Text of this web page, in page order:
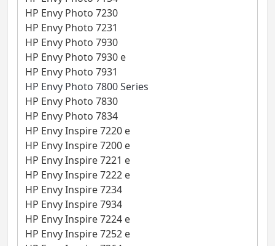
HP Envy Photo 7230
HP Envy Photo 7231
HP Envy Photo 7930
HP Envy Photo 7930 e
HP Envy Photo 7931
HP Envy Photo 7800 Series
HP Envy Photo 7830
HP Envy Photo 7834
HP Envy Inspire 7220 e
HP Envy Inspire 7200 e
HP Envy Inspire 7221 e
HP Envy Inspire 7222 e
HP Envy Inspire 7234
HP Envy Inspire 7934
HP Envy Inspire 7224 e
HP Envy Inspire 7252 e